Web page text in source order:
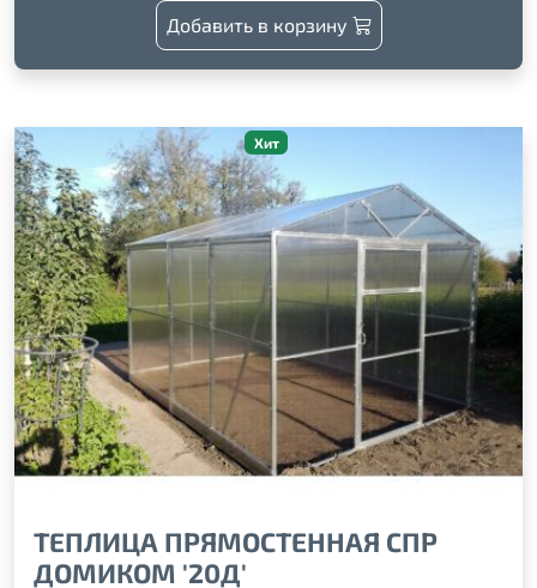
Добавить в корзину
Хит
ТЕПЛИЦА ПРЯМОСТЕННАЯ СПР
ДОМИКОМ '20Д'